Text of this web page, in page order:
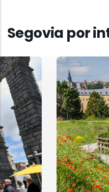
Segovia por